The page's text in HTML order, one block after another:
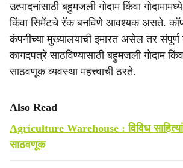
उत्पादनांसाठी बहुमजली गोदाम किंवा
किंवा सिमेंटचे रॅक बनविणे आवश्यक असते.
कंपनीच्या मुख्यालयाची इमारत असेल तर संपूर्ण
कागदपत्रे साठविण्यासाठी बहुमजली गोदाम
साठवणूक व्यवस्था महत्त्वाची ठरते.
Also Read
Agriculture Warehouse : विविध
साठवणूक